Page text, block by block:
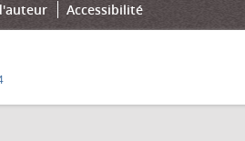
Accessibilité